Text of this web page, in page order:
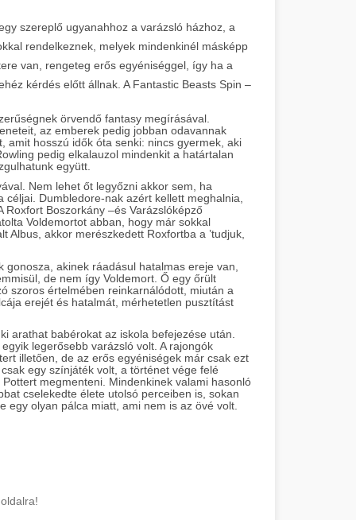
szereplő ugyanahhoz a varázsló házhoz, a
rendelkeznek, melyek mindenkinél másképp
van, rengeteg erős egyéniséggel, így ha a
kérdés előtt állnak. A Fantastic Beasts Spin –
örvendő fantasy megírásával.
az emberek pedig jobban odavannak
amit hosszú idők óta senki: nincs gyermek, aki
pedig elkalauzol mindenkit a határtalan
együtt.
Nem lehet őt legyőzni akkor sem, ha
Dumbledore-nak azért kellett meghalnia,
Boszorkány –és Varázslóképző
Voldemortot abban, hogy már sokkal
Albus, akkor merészkedett Roxfortba a ’tudjuk,
gonosza, akinek ráadásul hatalmas ereje van,
de nem így Voldemort. Ő egy őrült
szoros értelmében reinkarnálódott, miután a
erejét és hatalmát, mérhetetlen pusztítást
arathat babérokat az iskola befejezése után.
legerősebb varázsló volt. A rajongók
illetően, de az erős egyéniségek már csak ezt
egy színjáték volt, a történet vége felé
megmenteni. Mindenkinek valami hasonló
cselekedte élete utolsó perceiben is, sokan
egy olyan pálca miatt, ami nem is az övé volt.